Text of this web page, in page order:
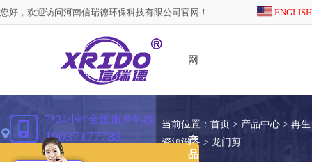
您好，欢迎访问河南信瑞德环保科技有限公司官网！ ENGLISH
网
站
产
品
7*24小时全国服务热线
19037177788
当前位置：首页 > 产品中心 >再生
资源设备 > 龙门剪